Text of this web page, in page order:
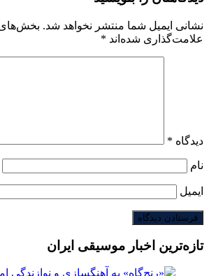
نشانی ایمیل شما منتشر نخواهد شد. بخش‌های
علامت‌گذاری شده‌اند *
دیدگاه *
نام
ایمیل
تازه‌ترین اخبار موسیقی ایران